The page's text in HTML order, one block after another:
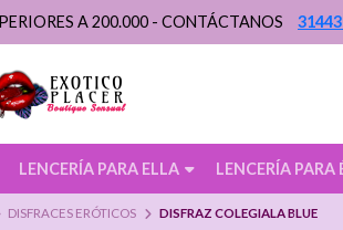
LENCERÍA PARA ELLA LENCERÍA PARA
A 200.000 - CONTÁCTANOS
DISFRACES ERÓTICOS DISFRAZ COLEGIALA BLUE